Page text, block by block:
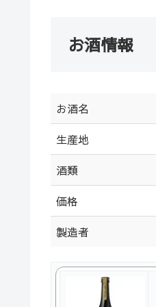
お酒情報
お酒名
生産地
酒類
価格
製造者